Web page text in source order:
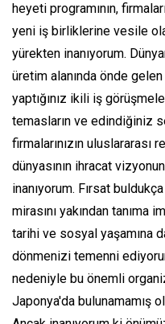
heyeti programının,
yeni iş birliklerine vesile
yürekten inanıyorum.
üretim alanında önde
yaptığınız ikili iş
temasların ve edindiğiniz
firmalarınızın uluslararası
dünyasının ihracat
inanıyorum. Fırsat
mirasını yakından tanıma
tarihi ve sosyal yaşamına
dönmenizi temenni
nedeniyle bu önemli
Japonya'da bulunamamış